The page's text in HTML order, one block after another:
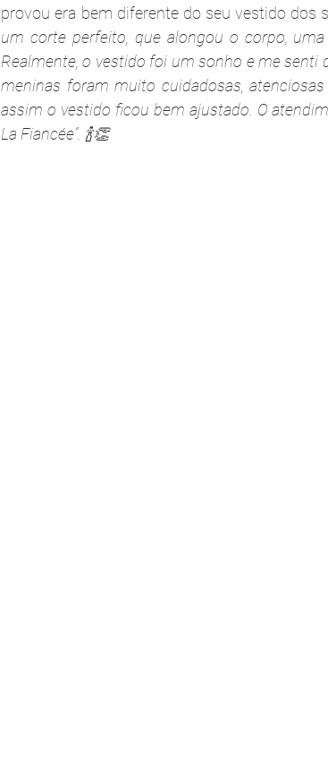
provou era bem diferente do seu vestido dos
um corte perfeito, que alongou o corpo,
Realmente, o vestido foi um sonho e me senti
meninas foram muito cuidadosas,
assim o vestido ficou bem ajustado. O
La Fiancée”. 🍾👏